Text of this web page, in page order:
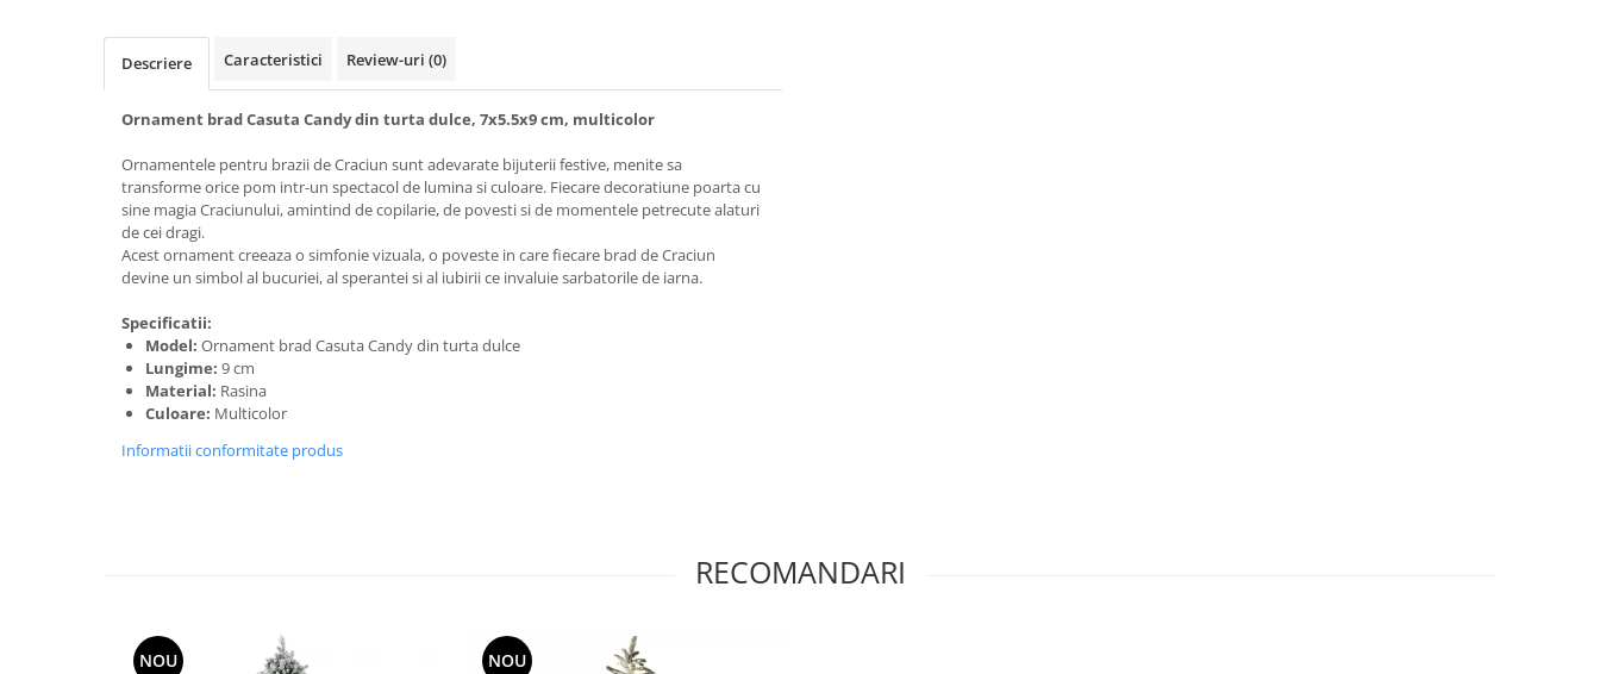
Descriere Caracteristici Review-uri (0)
Ornament brad Casuta Candy din turta dulce, 7x5.5x9 cm, multicolor
Ornamentele pentru brazii de Craciun sunt adevarate bijuterii festive, menite sa
transforme orice pom intr-un spectacol de lumina si culoare. Fiecare decoratiune poarta cu
sine magia Craciunului, amintind de copilarie, de povesti si de momentele petrecute alaturi
de cei dragi.
Acest ornament creeaza o simfonie vizuala, o poveste in care fiecare brad de Craciun
devine un simbol al bucuriei, al sperantei si al iubirii ce invaluie sarbatorile de iarna.
Specificatii:
Model: Ornament brad Casuta Candy din turta dulce
Lungime: 9 cm
Material: Rasina
Culoare: Multicolor
Informatii conformitate produs
RECOMANDARI
NOU NOU